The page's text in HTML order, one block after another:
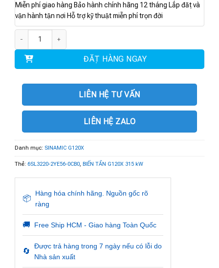
Miễn phí giao hàng Bảo hành chính hãng 12 tháng Lắp đặt và
vận hành tận nơi Hỗ trợ kỹ thuật miễn phí trọn đời
ĐẶT HÀNG NGAY
LIÊN HỆ TƯ VẤN
LIÊN HỆ ZALO
Danh mục: SINAMIC G120X
Thẻ: 6SL3220-2YE56-0CB0, BIẾN TẦN G120X 315 kW
📦
Hàng hóa chính hãng. Nguồn gốc rõ
ràng
🚚 Free Ship HCM - Giao hàng Toàn Quốc
🔄
Được trả hàng trong 7 ngày nếu có lỗi do
Nhà sản xuất